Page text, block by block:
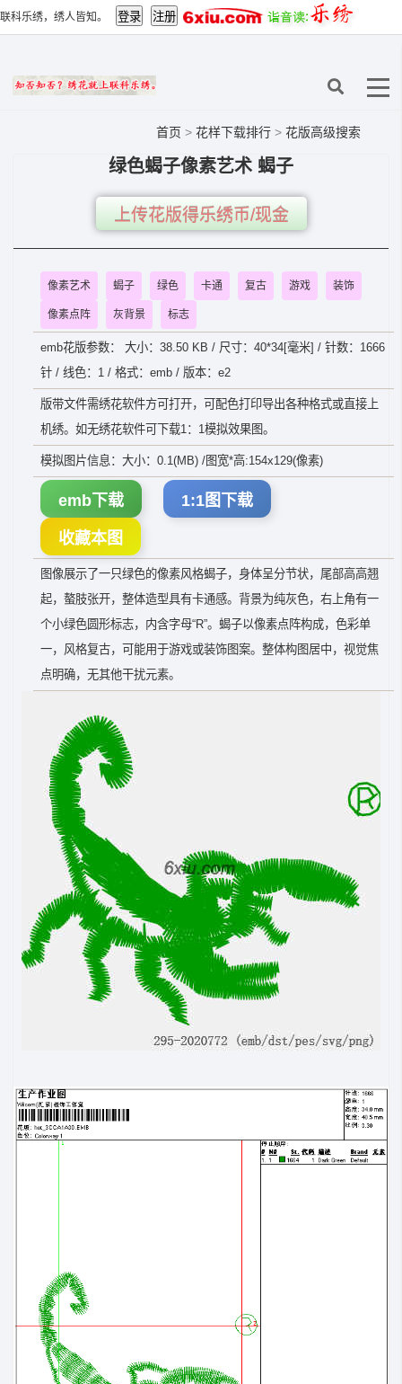
联科乐绣，绣人皆知。
首页 > 花样下载排行 > 花版高级搜索
绿色蝎子像素艺术 蝎子
上传花版得乐绣币/现金
像素艺术 蝎子 绿色 卡通 复古 游戏 装饰
像素点阵 灰背景 标志
emb花版参数： 大小：38.50 KB / 尺寸：40*34[毫米] / 针数：1666
针 / 线色：1 / 格式：emb / 版本：e2
版带文件需绣花软件方可打开，可配色打印导出各种格式或直接上
机绣。如无绣花软件可下载1：1模拟效果图。
模拟图片信息：大小：0.1(MB) /图宽*高:154x129(像素)
emb下载 1:1图下载
收藏本图
图像展示了一只绿色的像素风格蝎子，身体呈分节状，尾部高高翘
起，螯肢张开，整体造型具有卡通感。背景为纯灰色，右上角有一
个小绿色圆形标志，内含字母“R”。蝎子以像素点阵构成，色彩单
一，风格复古，可能用于游戏或装饰图案。整体构图居中，视觉焦
点明确，无其他干扰元素。